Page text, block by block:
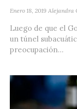
Enero 18, 2019 Alejandra
Luego de que el
un túnel
preocupación...